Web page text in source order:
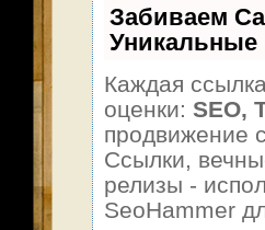
Забиваем
Уникальные
Каждая
оценки: SEO,
продвижение
Ссылки,
релизы -
SeoHammer